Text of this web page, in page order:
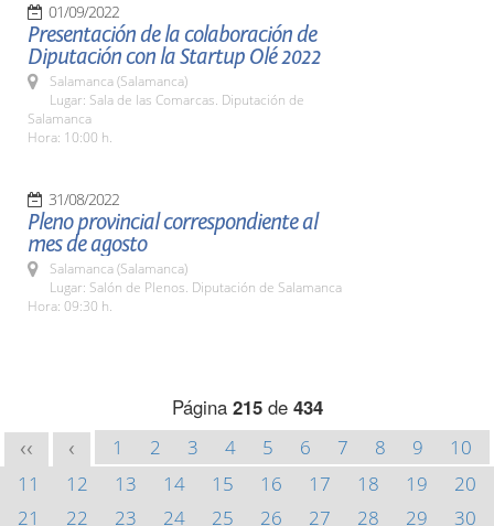
01/09/2022
Presentación de la colaboración de
Diputación con la Startup Olé 2022
Salamanca (Salamanca)
Lugar: Sala de las Comarcas. Diputación de
Salamanca
Hora: 10:00 h.
31/08/2022
Pleno provincial correspondiente al
mes de agosto
Salamanca (Salamanca)
Lugar: Salón de Plenos. Diputación de Salamanca
Hora: 09:30 h.
Página 215de 434
<< < 1 2 3 4 5 6 7 8 9
10
11
12 13 14 15 16 17 18 19
20
21
22 23 24 25 26 27 28 29
30